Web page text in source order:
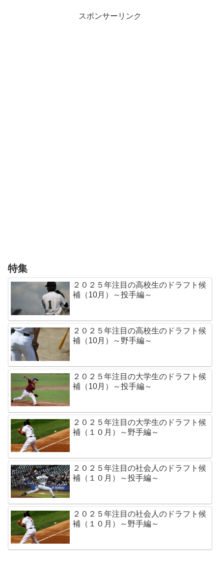
スポンサーリンク
特集
２０２５年注目の高校生のドラフト候
補（10月）～投手編～
２０２５年注目の高校生のドラフト候
補（10月）～野手編～
２０２５年注目の大学生のドラフト候
補（10月）～投手編～
２０２５年注目の大学生のドラフト候
補（１０月）～野手編～
２０２５年注目の社会人のドラフト候
補（１０月）～投手編～
２０２５年注目の社会人のドラフト候
補（１０月）～野手編～